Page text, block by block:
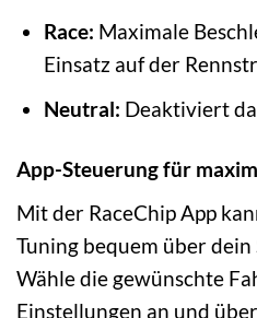
Race: Maximale
Einsatz auf der
Neutral: Deaktiviert
App-Steuerung für
Mit der RaceChip App
Tuning bequem über
Wähle die gewünschte
Einstellungen an und